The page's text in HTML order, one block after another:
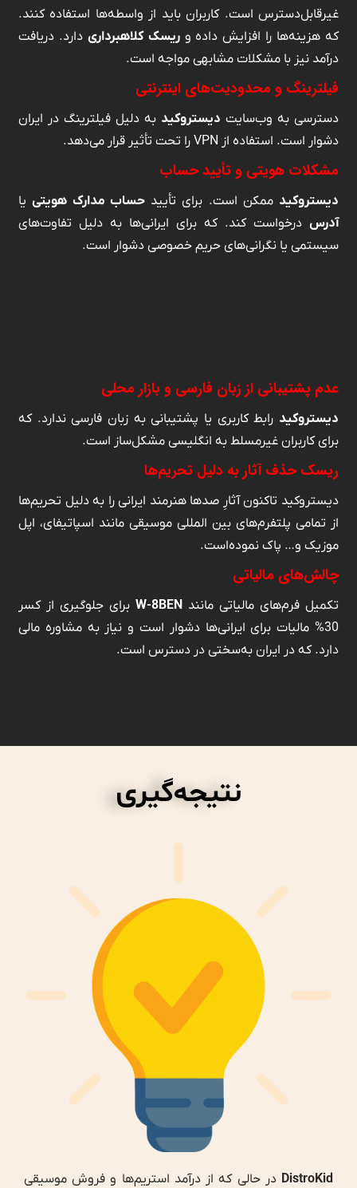
غیرقابل‌دسترس است. کاربران باید از واسطه‌ها استفاده کنند.
که هزینه‌ها را افزایش داده وریسک کلاهبرداری دارد. دریافت
درآمد نیز با مشکلات مشابهی مواجه است.
فیلترینگ و محدودیت‌های اینترنتی
دسترسی به وب‌سایت دیستروکید به دلیل فیلترینگ در ایران
دشوار است. استفاده از VPN را تحت تأثیر قرار می‌دهد.
مشکلات هویتی و تأیید حساب
دیستروکید ممکن است. برای تأییدحساب مدارک هویتییا
آدرس درخواست کند. که برای ایرانی‌ها به دلیل تفاوت‌های
سیستمی یا نگرانی‌های حریم خصوصی دشوار است.
عدم پشتیبانی از زبان فارسی و بازار محلی
دیستروکید رابط کاربری یا پشتیبانی به زبان فارسی ندارد. که
برای کاربران غیرمسلط به انگلیسی مشکل‌ساز است.
ریسک حذف آثار به دلیل تحریم‌ها
دیستروکید تاکنون آثارِ صدها هنرمند ایرانی را به دلیل تحریم‌ها
از تمامی پلتفرم‌های بین المللی موسیقی مانند اسپاتیفای، اپل
موزیک و… پاک نموده‌است.
چالش‌های مالیاتی
تکمیل فرم‌های مالیاتی مانند W-8BEN برای جلوگیری از کسر
30% مالیات برای ایرانی‌ها دشوار است و نیاز به مشاوره مالی
دارد. که در ایران به‌سختی در دسترس است.
نتیجه‌گیری
DistroKid در حالی که از درآمد استریم‌ها و فروش موسیقی